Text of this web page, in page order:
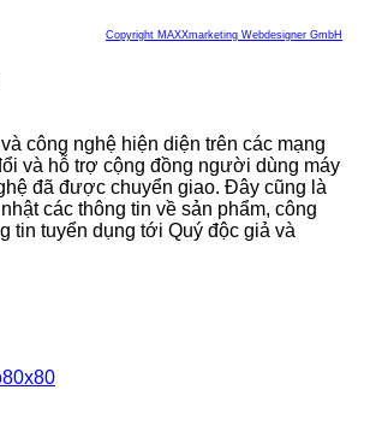
Copyright MAXXmarketing Webdesigner GmbH
công nghệ hiện diện trên các mạng
và hỗ trợ cộng đồng người dùng máy
đã được chuyển giao. Đây cũng là
các thông tin về sản phẩm, công
tin tuyển dụng tới Quý độc giả và